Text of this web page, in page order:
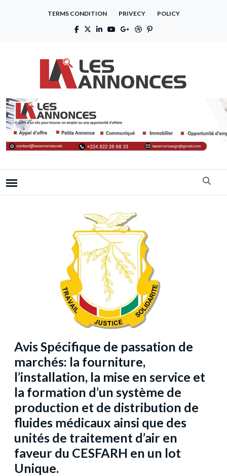
TERMS CONDITION PRIVECY POLICY
Avis Spécifique de passation de
marchés: la fourniture,
l’installation, la mise en service et
la formation d’un système de
production et de distribution de
fluides médicaux ainsi que des
unités de traitement d’air en
faveur du CESFARH en un lot
Unique.